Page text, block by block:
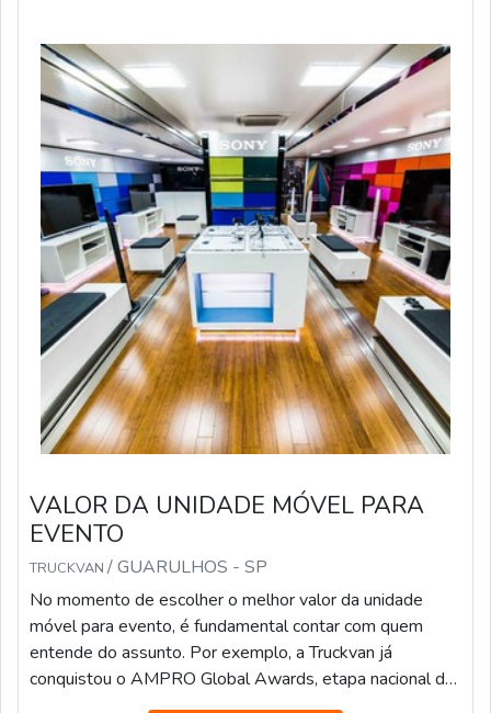
VALOR DA UNIDADE MÓVEL PARA
EVENTO
TRUCKVAN / GUARULHOS - SP
No momento de escolher o melhor valor da unidade
móvel para evento, é fundamental contar com quem
entende do assunto. Por exemplo, a Truckvan já
conquistou o AMPRO Global Awards, etapa nacional da
maior premiação de Live Marketing do mundo, na